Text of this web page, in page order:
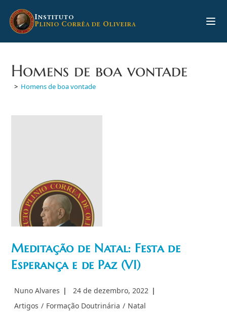
para
INSTITUTO
PLINIO CORRÊA DE OLIVEIRA
Homens de boa vontade
> Homens de boa vontade
Imagem não
encontrada
Meditação de Natal: Festa de
Esperança e de Paz (VI)
Autor
post:
Nuno Alvares
Post
24 de dezembro, 2022
Categoria
Artigos / Formação Doutrinária / Natal